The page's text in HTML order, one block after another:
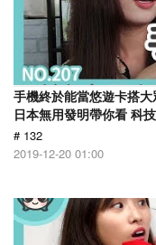
手機終於能當悠遊卡搭
日本無用發明帶你看 科
# 132
2019-12-20 01:00